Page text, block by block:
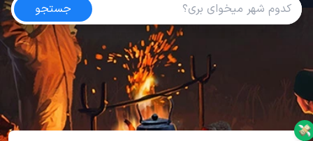
جستجو
تور اقساطی کیش
3.5 از5| از100 کاربر
لحظه آخر تور اقساطی تور اقساطی کیش